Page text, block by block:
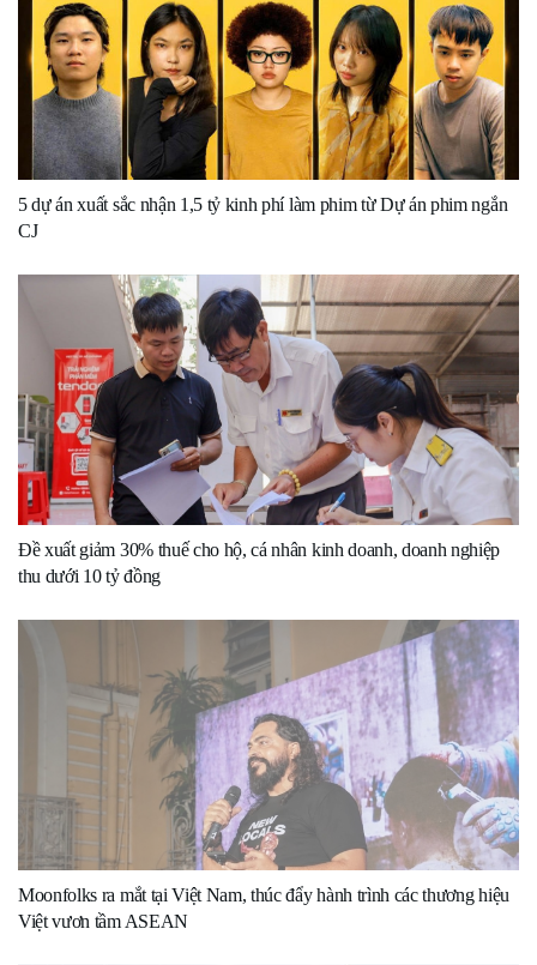
5 dự án xuất sắc nhận 1,5 tỷ kinh phí làm phim từ Dự án phim ngắn
CJ
Đề xuất giảm 30% thuế cho hộ, cá nhân kinh doanh, doanh nghiệp
thu dưới 10 tỷ đồng
Moonfolks ra mắt tại Việt Nam, thúc đẩy hành trình các thương hiệu
Việt vươn tầm ASEAN